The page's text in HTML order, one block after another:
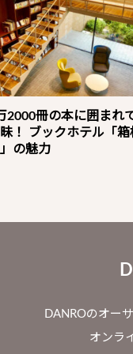
2000冊の本に囲まれ
！ ブックホテル「箱
の魅力
DANROのオー
オンラ